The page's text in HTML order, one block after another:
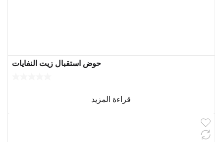
حوض استقبال زيت النفايات
قراءة المزيد